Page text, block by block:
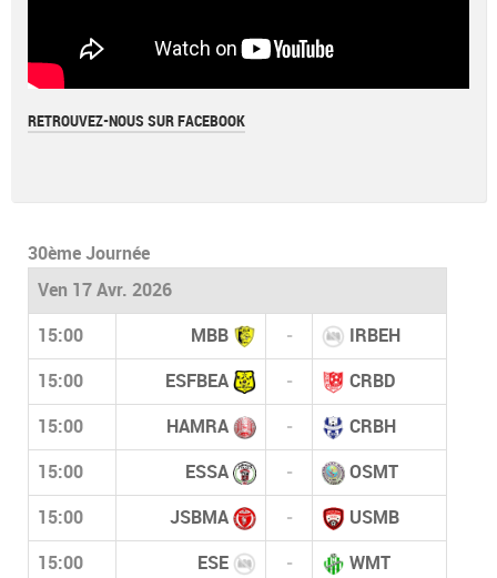
RETROUVEZ-NOUS SUR FACEBOOK
30ème Journée
Ven 17 Avr. 2026
15:00 MBB - IRBEH
15:00 ESFBEA - CRBD
15:00 HAMRA - CRBH
15:00 ESSA - OSMT
15:00 JSBMA - USMB
15:00 ESE - WMT